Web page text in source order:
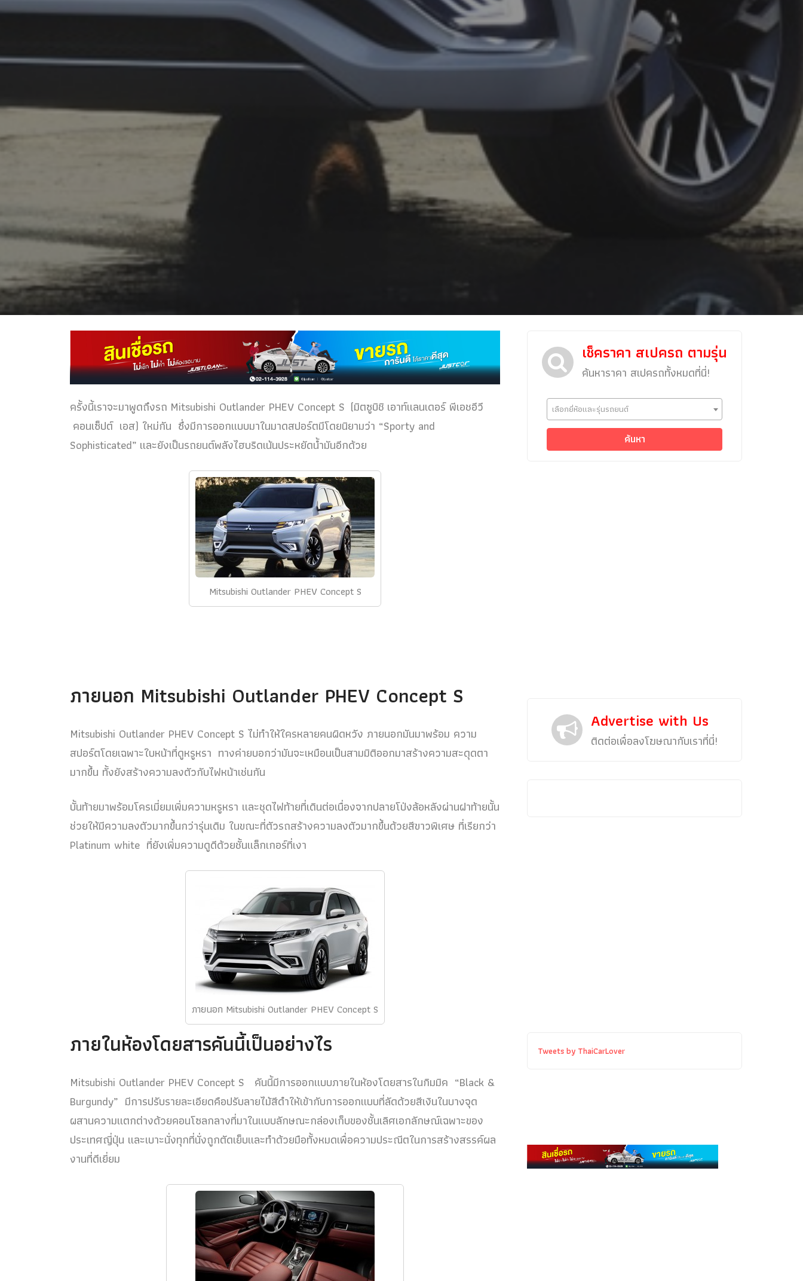
Concept Car
ครั้งนี้เราจะมาพูดถึงรถ Mitsubishi Outlander PHEV Concept S (มิตซูบิชิ เอาท์แลนเดอร์ พีเอชอีวี
คอนเซ็ปต์ เอส) ใหม่กัน ซึ่งมีการออกแบบมาในมาดสปอร์ตมีโดยนิยามว่า “Sporty and
Sophisticated” และยังเป็นรถยนต์พลังไฮบริดเน้นประหยัดน้ำมันอีกด้วย
Mitsubishi Outlander PHEV Concept S
ภายนอก Mitsubishi Outlander PHEV Concept S
Mitsubishi Outlander PHEV Concept S ไม่ทำให้ใครหลายคนผิดหวัง ภายนอกมันมาพร้อม ความ
สปอร์ตโดยเฉพาะใบหน้าที่ดูหรูหรา ทางค่ายบอกว่ามันจะเหมือนเป็นสามมิติออกมาสร้างความสะดุดตา
มากขึ้น ทั้งยังสร้างความลงตัวกับไฟหน้าเช่นกัน
บั้นท้ายมาพร้อมโครเมี่ยมเพิ่มความหรูหรา และชุดไฟท้ายที่เดินต่อเนื่องจากปลายโป่งล้อหลังผ่านฝาท้ายนั้น
ช่วยให้มีความลงตัวมากขึ้นกว่ารุ่นเดิม ในขณะที่ตัวรถสร้างความลงตัวมากขึ้นด้วยสีขาวพิเศษ ที่เรียกว่า
Platinum white ที่ยังเพิ่มความดูดีด้วยชั้นแล็กเกอร์ที่เงา
ภายนอก Mitsubishi Outlander PHEV Concept S
ภายในห้องโดยสารคันนี้เป็นอย่างไร
Mitsubishi Outlander PHEV Concept S คันนี้มีการออกแบบภายในห้องโดยสารในกิมมิค “Black &
Burgundy” มีการปรับรายละเอียดคือปรับลายไม้สีดำให้เข้ากับการออกแบบที่ลัดด้วยสีเงินในบางจุด
ผสานความแตกต่างด้วยคอนโซลกลางที่มาในแบบลักษณะกล่องเก็บของชั้นเลิศเอกลักษณ์เฉพาะของ
ประเทศญี่ปุ่น และเบาะนั่งทุกที่นั่งถูกตัดเย็บและทำด้วยมือทั้งหมดเพื่อความประณีตในการสร้างสรรค์ผล
งานที่ดีเยี่ยม
เช็คราคา สเปครถ ตามรุ่น
ค้นหาราคา สเปครถทั้งหมดที่นี่!
เลือกยี่ห้อและรุ่นรถยนต์
ค้นหา
Advertise with Us
ติดต่อเพื่อลงโฆษณากับเราที่นี่!
Tweets by ThaiCarLover